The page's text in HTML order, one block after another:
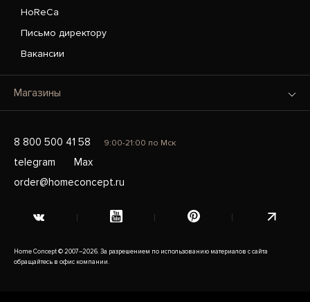
HoReCa
Письмо директору
Вакансии
Магазины
8 800 500 41 58 9:00-21:00 по Мск
telegram
Max
order@homeconcept.ru
Home Concept © 2007–2026. За разрешением по использованию материалов с сайта
обращайтесь в офис компании.